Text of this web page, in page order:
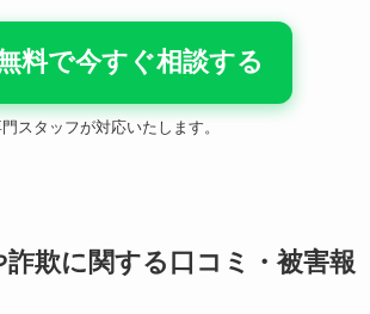
料で今すぐ相談する
スタッフが対応いたします。
欺に関する口コミ・被害報